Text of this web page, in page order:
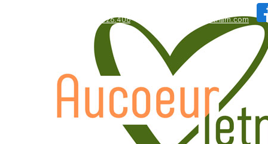
WhatsApp: +84.909.426.406 bonjour@aucoeurvietnam.com